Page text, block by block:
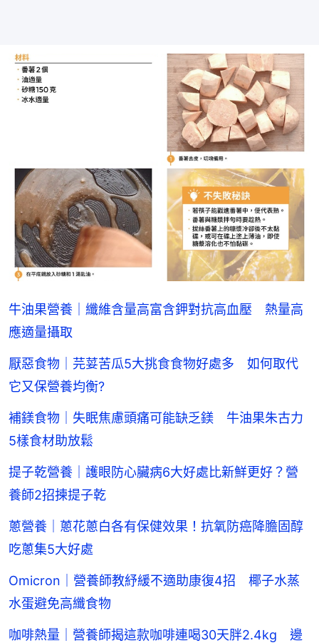
牛油果營養｜纖維含量高富含鉀對抗高血壓 熱量高
應適量攝取
厭惡食物｜芫荽苦瓜5大挑食食物好處多 如何取代
它又保營養均衡?
補鎂食物｜失眠焦慮頭痛可能缺乏鎂 牛油果朱古力
5樣食材助放鬆
提子乾營養｜護眼防心臟病6大好處比新鮮更好？營
養師2招揀提子乾
蔥營養｜蔥花蔥白各有保健效果！抗氧防癌降膽固醇
吃蔥集5大好處
Omicron｜營養師教紓緩不適助康復4招 椰子水蒸
水蛋避免高纖食物
咖啡熱量｜營養師揭這款咖啡連喝30天胖2.4kg 邊